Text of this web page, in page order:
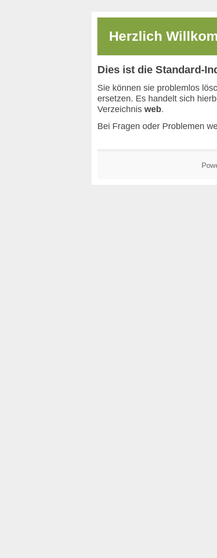
Herzlich
Dies ist die Standard-
Sie können sie problemlos
ersetzen. Es handelt sich
Verzeichnis web.
Bei Fragen oder Problemen